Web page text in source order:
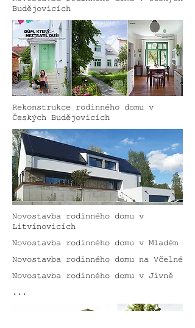
Budějovicích
Rekonstrukce rodinného domu v
Českých Budějovicích
Novostavba rodinného domu v
Litvínovicích
Novostavba rodinného domu v Mladém
Novostavba rodinného domu na Včelné
Novostavba rodinného domu v Jivně
...